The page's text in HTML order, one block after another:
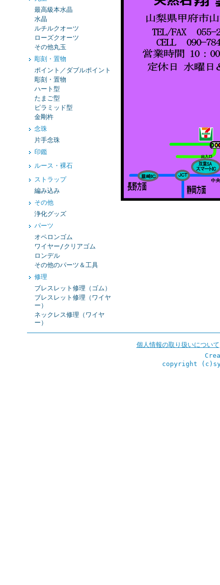
最高級本水晶
水晶
ルチルクオーツ
ローズクオーツ
その他丸玉
彫刻・置物
ポイント／ダブルポイント
彫刻・置物
ハート型
たまご型
ピラミッド型
金剛杵
念珠
片手念珠
印鑑
ルース・裸石
ストラップ
編み込み
その他
浄化グッズ
パーツ
オペロンゴム
ワイヤー/クリアゴム
ロンデル
その他のパーツ＆工具
修理
ブレスレット修理（ゴム）
ブレスレット修理（ワイヤ
ー）
ネックレス修理（ワイヤ
ー）
個人情報の取り扱いについて
copyright